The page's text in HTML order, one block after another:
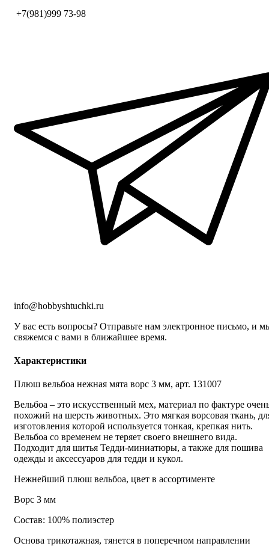
+7(981)999 73-98
info@hobbyshtuchki.ru
У вас есть вопросы? Отправьте нам электронное письмо, и
свяжемся с вами в ближайшее время.
Характеристики
Плюш вельбоа нежная мята ворс 3 мм, арт. 131007
Вельбоа – это искусственный мех, материал по фактуре
похожий на шерсть животных. Это мягкая ворсовая ткань,
изготовления которой используется тонкая, крепкая нить.
Вельбоа со временем не теряет своего внешнего вида.
Подходит для шитья Тедди-миниатюры, а также для пошива
одежды и аксессуаров для тедди и кукол.
Нежнейший плюш вельбоа, цвет в ассортименте
Ворс 3 мм
Состав: 100% полиэстер
Основа трикотажная, тянется в поперечном направлении